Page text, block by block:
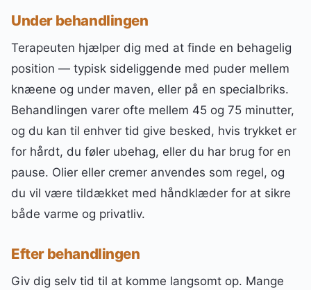
Under behandlingen
Terapeuten hjælper dig med at finde en behagelig
position — typisk sideliggende med puder mellem
knæene og under maven, eller på en specialbriks.
Behandlingen varer ofte mellem 45 og 75 minutter,
og du kan til enhver tid give besked, hvis trykket er
for hårdt, du føler ubehag, eller du har brug for en
pause. Olier eller cremer anvendes som regel, og
du vil være tildækket med håndklæder for at sikre
både varme og privatliv.
Efter behandlingen
Giv dig selv tid til at komme langsomt op. Mange